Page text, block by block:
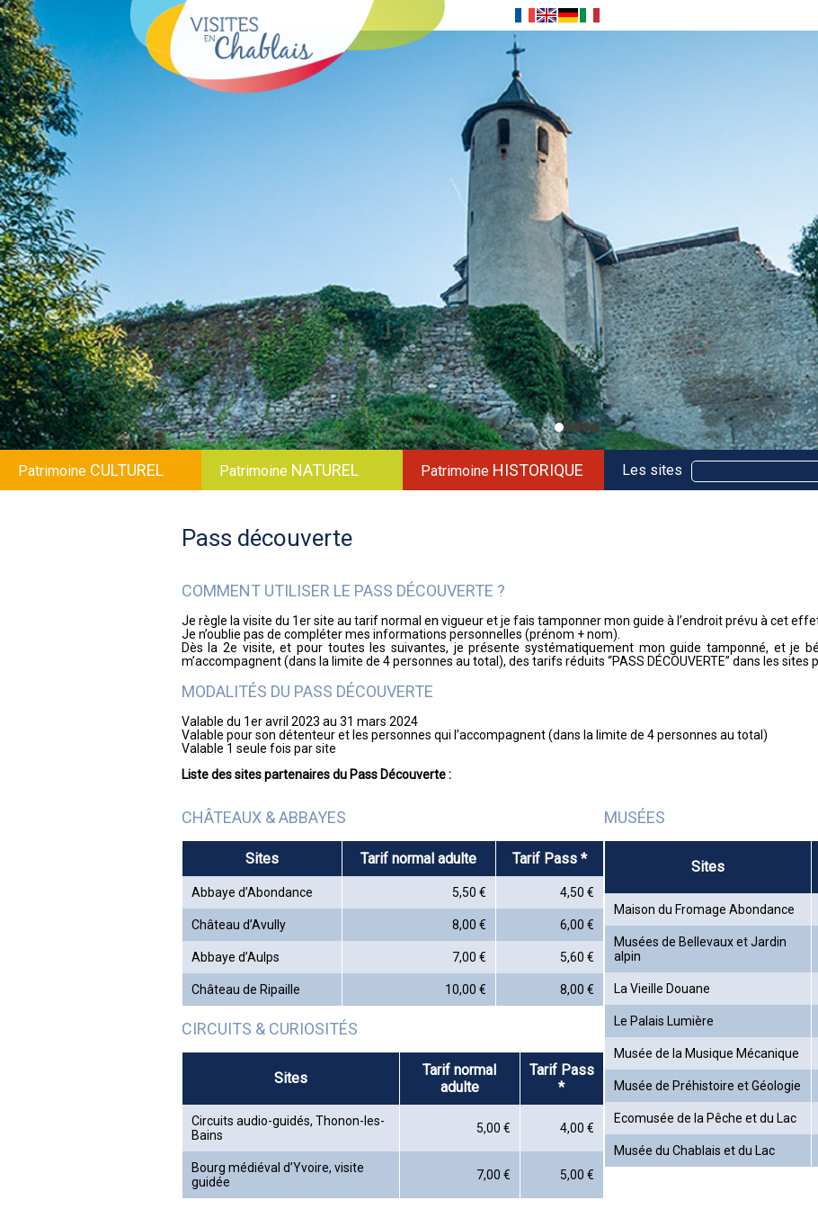
Patrimoine CULTUREL Patrimoine NATUREL Patrimoine HISTORIQUE Les sites
Pass découverte
COMMENT UTILISER LE PASS DÉCOUVERTE ?
Je règle la visite du 1er site au tarif normal en vigueur et je fais tamponner mon guide à l’endroit prévu à cet
Je n’oublie pas de compléter mes informations personnelles (prénom + nom).
Dès la 2e visite, et pour toutes les suivantes, je présente systématiquement mon guide tamponné, et je
m’accompagnent (dans la limite de 4 personnes au total), des tarifs réduits “PASS DÉCOUVERTE” dans les sites
MODALITÉS DU PASS DÉCOUVERTE
Valable du 1er avril 2023 au 31 mars 2024
Valable pour son détenteur et les personnes qui l’accompagnent (dans la limite de 4 personnes au total)
Valable 1 seule fois par site
Liste des sites partenaires du Pass Découverte :
CHÂTEAUX & ABBAYES
Sites Tarif normal adulte Tarif Pass *
Abbaye d’Abondance 5,50 € 4,50 €
Château d’Avully 8,00 € 6,00 €
Abbaye d’Aulps 7,00 € 5,60 €
Château de Ripaille 10,00 € 8,00 €
CIRCUITS & CURIOSITÉS
Sites
Tarif normal
adulte
Tarif Pass
*
Circuits audio-guidés, Thonon-les-
Bains
5,00 € 4,00 €
Bourg médiéval d’Yvoire, visite
guidée
7,00 € 5,00 €
MUSÉES
Sites
Maison du Fromage Abondance
Musées de Bellevaux et Jardin
alpin
La Vieille Douane
Le Palais Lumière
Musée de la Musique Mécanique
Musée de Préhistoire et Géologie
Ecomusée de la Pêche et du Lac
Musée du Chablais et du Lac